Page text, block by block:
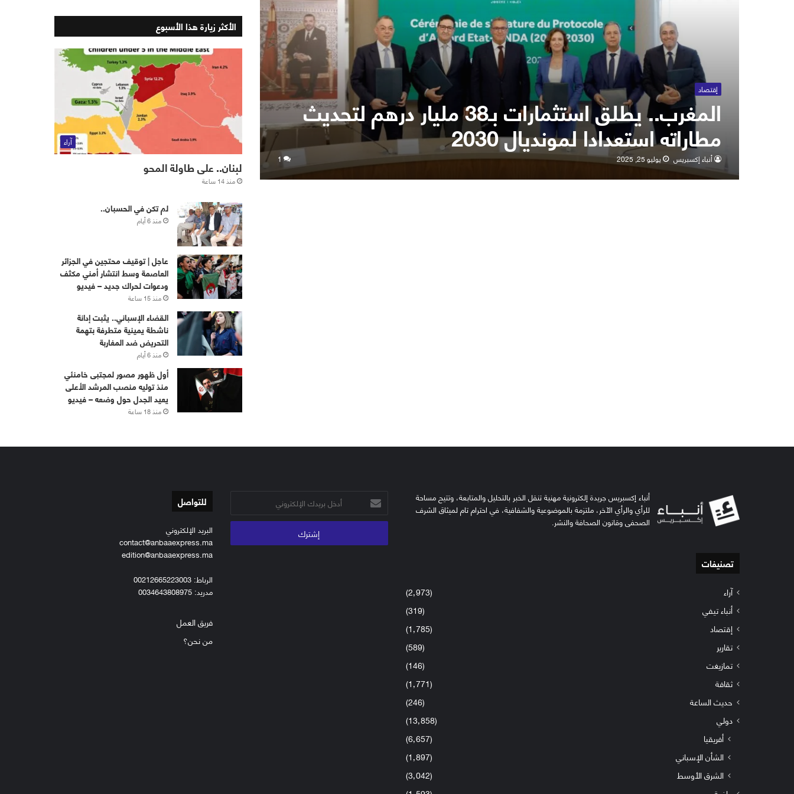
إقتصاد
المغرب.. يطلق استثمارات بـ38 مليار درهم لتحديث
مطاراته استعدادا لمونديال 2030
أنباء إكسبريس يوليو 25, 2025 1
الأكثر زيارة هذا الأسبوع
آراء
لبنان.. على طاولة المحو
منذ 14 ساعة
لم تكن في الحسبان..
منذ 6 أيام
عاجل | توقيف محتجين في الجزائر
العاصمة وسط انتشار أمني مكثف
ودعوات لحراك جديد – فيديو
منذ 15 ساعة
القضاء الإسباني.. يثبت إدانة
ناشطة يمينية متطرفة بتهمة
التحريض ضد المغاربة
منذ 6 أيام
أول ظهور مصور لمجتبى خامنئي
منذ توليه منصب المرشد الأعلى
يعيد الجدل حول وضعه – فيديو
منذ 18 ساعة
أنباء إكسبريس جريدة إلكترونية مهنية تنقل الخبر بالتحليل والمتابعة، وتتيح مساحة
للرأي والرأي الآخر، ملتزمة بالموضوعية والشفافية، في احترام تام لميثاق الشرف
الصحفي وقانون الصحافة والنشر.
تصنيفات
آراء
(2٬973)
أنباء تيفي
(319)
إقتصاد
(1٬785)
تقارير
(589)
تمازيغت
(146)
ثقافة
(1٬771)
حديث الساعة
(246)
دولي
(13٬858)
أفريقيا
(6٬657)
الشأن الإسباني
(1٬897)
الشرق الأوسط
(3٬042)
أدخل
بريدك
الإلكتروني
للتواصل
البريد الإلكتروني
contact@anbaaexpress.ma
edition@anbaaexpress.ma
الرباط: 00212665223003
مدريد: 0034643808975
فريق العمل
من نحن؟